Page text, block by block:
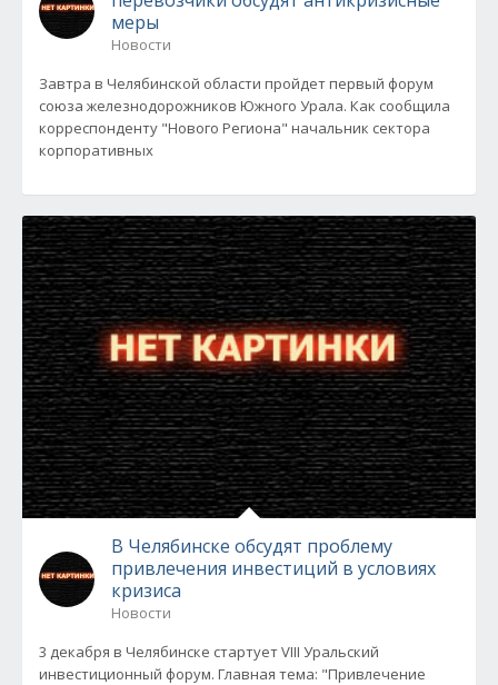
меры
Новости
Завтра в Челябинской области пройдет первый форум
союза железнодорожников Южного Урала. Как сообщила
корреспонденту "Нового Региона" начальник сектора
корпоративных
В Челябинске обсудят проблему
привлечения инвестиций в условиях
кризиса
Новости
3 декабря в Челябинске стартует VIII Уральский
инвестиционный форум. Главная тема: "Привлечение